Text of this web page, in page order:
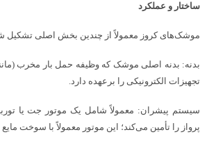
ساختار و عملکرد
موشک‌های کروز معمولاً از چندین بخش اصلی تشکیل
بدنه: بدنه اصلی موشک که وظیفه حمل بار مخرب
تجهیزات الکترونیکی را برعهده دارد.
سیستم پیشران: معمولاً شامل یک موتور جت یا
پرواز را تأمین می‌کند؛ این موتور معمولاً با سوخت